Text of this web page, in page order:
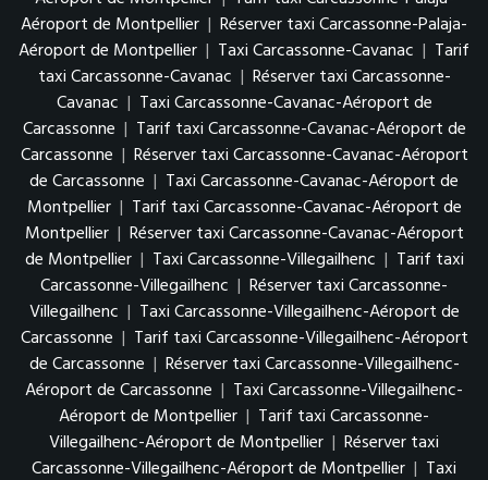
Aéroport de Montpellier | Réserver taxi Carcassonne-Palaja-
Aéroport de Montpellier | Taxi Carcassonne-Cavanac | Tarif
taxi Carcassonne-Cavanac | Réserver taxi Carcassonne-
Cavanac | Taxi Carcassonne-Cavanac-Aéroport de
Carcassonne | Tarif taxi Carcassonne-Cavanac-Aéroport de
Carcassonne | Réserver taxi Carcassonne-Cavanac-Aéroport
de Carcassonne | Taxi Carcassonne-Cavanac-Aéroport de
Montpellier | Tarif taxi Carcassonne-Cavanac-Aéroport de
Montpellier | Réserver taxi Carcassonne-Cavanac-Aéroport
de Montpellier | Taxi Carcassonne-Villegailhenc | Tarif taxi
Carcassonne-Villegailhenc | Réserver taxi Carcassonne-
Villegailhenc | Taxi Carcassonne-Villegailhenc-Aéroport de
Carcassonne | Tarif taxi Carcassonne-Villegailhenc-Aéroport
de Carcassonne | Réserver taxi Carcassonne-Villegailhenc-
Aéroport de Carcassonne | Taxi Carcassonne-Villegailhenc-
Aéroport de Montpellier | Tarif taxi Carcassonne-
Villegailhenc-Aéroport de Montpellier | Réserver taxi
Carcassonne-Villegailhenc-Aéroport de Montpellier | Taxi